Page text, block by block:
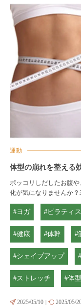
運動
体型の崩れを整える
ポッコリしだしたお腹
化が気になりませんか
#ヨガ #ピラティス
#健康 #体幹 #
#シェイプアップ
#ストレッチ #体型
2025/05/10 | 2025/05/